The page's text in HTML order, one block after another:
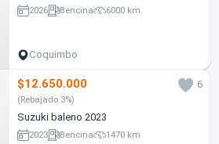
2026 Bencina 6000 km
Coquimbo
$12.650.000 6
(Rebajado 3%)
Suzuki baleno 2023
2023 Bencina 1470 km